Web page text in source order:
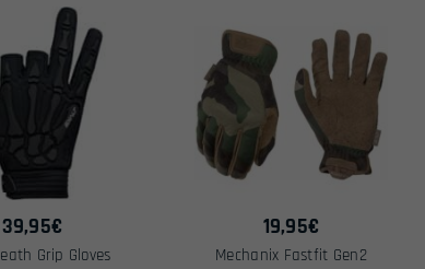
39,95€
Grip Gloves
19,95€
Mechanix Fastfit Gen2